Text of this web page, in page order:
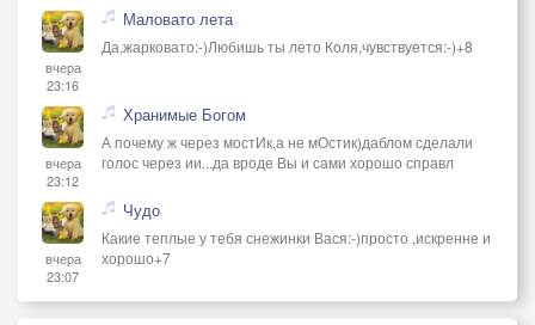
вчера
23:16
Маловато лета
Да,жарковато:-)Любишь ты лето Коля,чувствуется:-)+8
вчера
23:12
Хранимые Богом
А почему ж через мостИк,а не мОстик)даблом сделали
голос через ии...да вроде Вы и сами хорошо справл
вчера
23:07
Чудо
Какие теплые у тебя снежинки Вася:-)просто ,искренне и
хорошо+7